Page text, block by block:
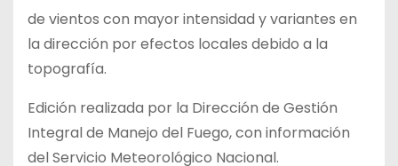
de vientos con mayor intensidad y variantes en
la dirección por efectos locales debido a la
topografía.
Edición realizada por la Dirección de Gestión
Integral de Manejo del Fuego, con información
del Servicio Meteorológico Nacional.